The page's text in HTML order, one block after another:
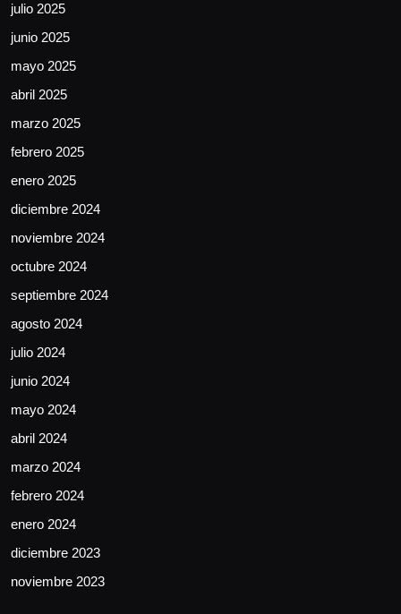
julio 2025
junio 2025
mayo 2025
abril 2025
marzo 2025
febrero 2025
enero 2025
diciembre 2024
noviembre 2024
octubre 2024
septiembre 2024
agosto 2024
julio 2024
junio 2024
mayo 2024
abril 2024
marzo 2024
febrero 2024
enero 2024
diciembre 2023
noviembre 2023